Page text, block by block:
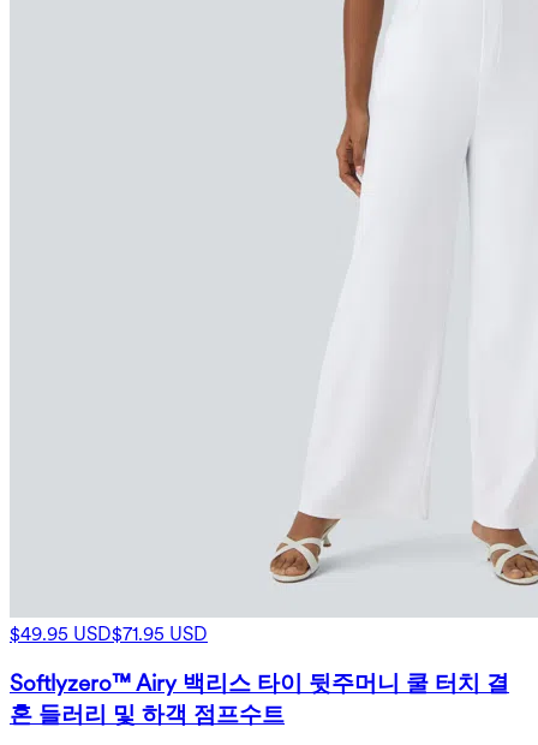
$49.95 USD$71.95 USD
Softlyzero™ Airy 백리스 타이 뒷주머니 쿨 터치 결
혼 들러리 및 하객 점프수트